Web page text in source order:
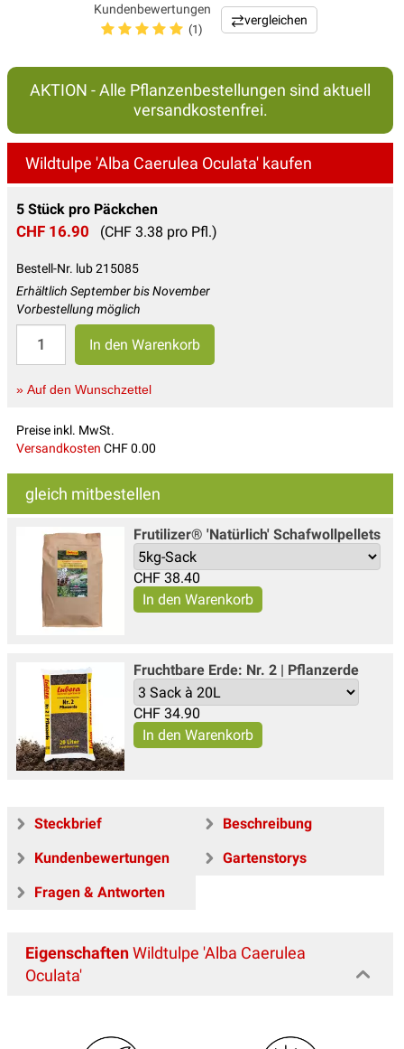
Kundenbewertungen
(1)
vergleichen
AKTION - Alle Pflanzenbestellungen sind aktuell
versandkostenfrei.
Wildtulpe 'Alba Caerulea Oculata' kaufen
5 Stück pro Päckchen
CHF 16.90 (CHF 3.38 pro Pfl.)
Bestell-Nr. lub 215085
Erhältlich September bis November
Vorbestellung möglich
» Auf den Wunschzettel
Preise inkl. MwSt.
Versandkosten CHF 0.00
gleich mitbestellen
Frutilizer® 'Natürlich' Schafwollpellets
CHF 38.40
Fruchtbare Erde: Nr. 2 | Pflanzerde
CHF 34.90
Steckbrief
Beschreibung
Kundenbewertungen
Gartenstorys
Fragen & Antworten
EigenschaftenWildtulpe 'Alba Caerulea
Oculata'